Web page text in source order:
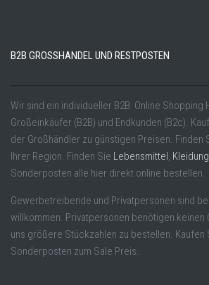
B2B GROSSHANDEL UND RESTPOSTEN
Wir sind ein individueller B2B Online Shopping
Großeinkäufer (B2B) und Endkunden (B2c).
der Großhändler zu günstigen Preisen. Finden
Ihrer Region. Finden Sie Lebensmittel, Kleidung
Sonderposten alle hier direkt online bestellen.
Gewerbetreibende und Privatpersonen sind
willkommen. Privatpersonen benötigen keinen
uns größere Stückzahlen zu bestellen. Kaufen
Sonderposten zum Sale Preis.